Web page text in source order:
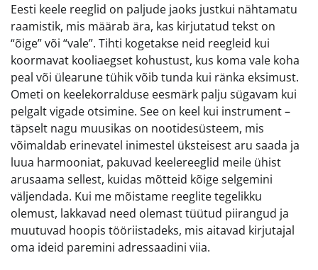
Eesti keele reeglid on paljude jaoks justkui nähtamatu
raamistik, mis määrab ära, kas kirjutatud tekst on
“õige” või “vale”. Tihti kogetakse neid reegleid kui
koormavat kooliaegset kohustust, kus koma vale koha
peal või ülearune tühik võib tunda kui ränka eksimust.
Ometi on keelekorralduse eesmärk palju sügavam kui
pelgalt vigade otsimine. See on keel kui instrument –
täpselt nagu muusikas on nootidesüsteem, mis
võimaldab erinevatel inimestel üksteisest aru saada ja
luua harmooniat, pakuvad keelereeglid meile ühist
arusaama sellest, kuidas mõtteid kõige selgemini
väljendada. Kui me mõistame reeglite tegelikku
olemust, lakkavad need olemast tüütud piirangud ja
muutuvad hoopis tööriistadeks, mis aitavad kirjutajal
oma ideid paremini adressaadini viia.